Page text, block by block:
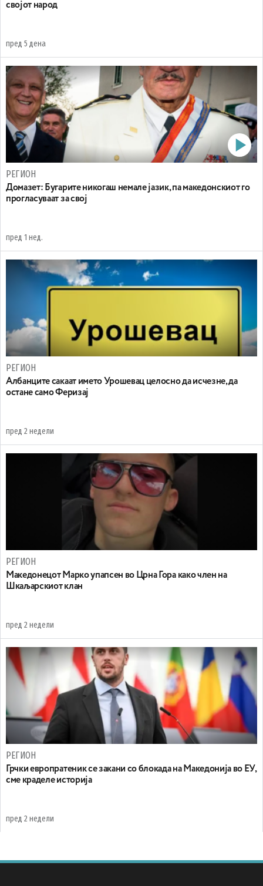
својот народ
пред 5 дена
РЕГИОН
Домазет: Бугарите никогаш немале јазик, па македонскиот го
прогласуваат за свој
пред 1 нед.
РЕГИОН
Aлбанците сакаат името Урошевац целосно да исчезне, да
остане само Феризај
пред 2 недели
РЕГИОН
Maкедонецот Марко упапсен во Црна Гора како член на
Шкаљарскиот клан
пред 2 недели
РЕГИОН
Грчки европратеник се закани со блокада на Македонија во ЕУ,
сме краделе историја
пред 2 недели